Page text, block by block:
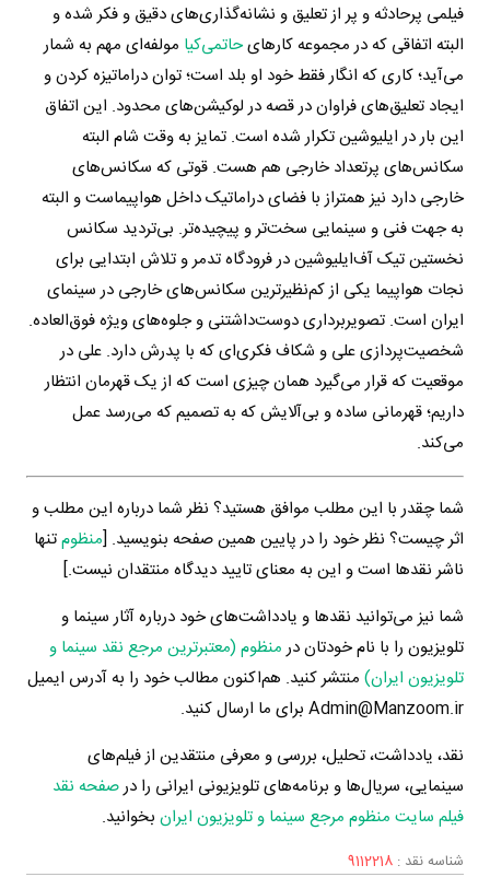
فیلمی پرحادثه و پر از تعلیق و نشانه‌گذاری‌های دقیق و فکر شده‌ و
البته اتفاقی که در مجموعه کارهایحاتمی‌کیا مولفه‌ای مهم به شمار
می‌آید؛ کاری که انگار فقط خود او بلد است؛ توان دراماتیزه کردن و
ایجاد تعلیق‌های فراوان در قصه در لوکیشن‌های محدود. این اتفاق
این بار در ایلیوشین تکرار شده است. تمایز به وقت شام البته
سکانس‌های پرتعداد خارجی هم هست. قوتی که سکانس‌های
خارجی دارد نیز همتراز با فضای دراماتیک داخل هواپیماست و البته
به جهت فنی و سینمایی سخت‌تر و پیچیده‌تر. بی‌تردید سکانس
نخستین ‌تیک آف‌ایلیوشین در فرودگاه تدمر و تلاش ابتدایی برای
نجات هواپیما یکی از کم‌نظیرترین سکانس‌های خارجی در سینمای
ایران است. تصویربرداری دوست‌داشتنی و جلوه‌های ویژه فوق‌العاده.
شخصیت‌پردازی علی و شکاف فکری‌ای که با پدرش دارد. علی در
موقعیت که قرار می‌گیرد همان چیزی است که از یک قهرمان انتظار
داریم؛ قهرمانی ساده و بی‌آلایش که به تصمیم که می‌رسد عمل
می‌کند.
شما چقدر با این مطلب موافق هستید؟ نظر شما درباره این مطلب و
اثر چیست؟ نظر خود را در پایین همین صفحه بنویسید. [منظومتنها
ناشر نقدها است و این به معنای تایید دیدگاه منتقدان نیست.]
شما نیز می‌توانید نقدها و یادداشت‌های خود درباره آثار سینما و
تلویزیون را با نام خودتان درمنظوم (معتبرترین مرجع نقد سینما و
تلویزیون ایران) منتشر کنید. هم‌اکنون مطالب خود را به آدرس ایمیل
Admin@Manzoom.ir برای ما ارسال کنید.
نقد، یادداشت، تحلیل، بررسی و معرفی منتقدین از فیلم‌های
سینمایی، سریال‌ها و برنامه‌های تلویزیونی ایرانی را درصفحه نقد
فیلم سایت منظوم مرجع سینما و تلویزیون ایران بخوانید.
شناسه نقد : 9112218